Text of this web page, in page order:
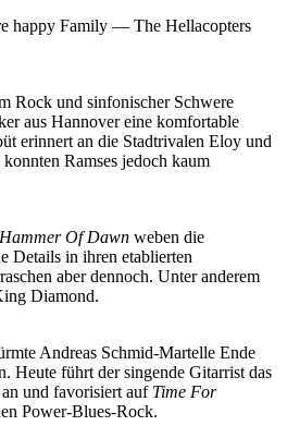
happy Family — The Hellacopters
Rock und sinfonischer Schwere
aus Hannover eine komfortable
erinnert an die Stadtrivalen Eloy und
Ramses jedoch kaum
Hammer Of Dawn weben die
Details in ihren etablierten
aber dennoch. Unter anderem
Diamond.
Andreas Schmid-Martelle Ende
Heute führt der singende Gitarrist das
und favorisiert aufTime For
Power-Blues-Rock.